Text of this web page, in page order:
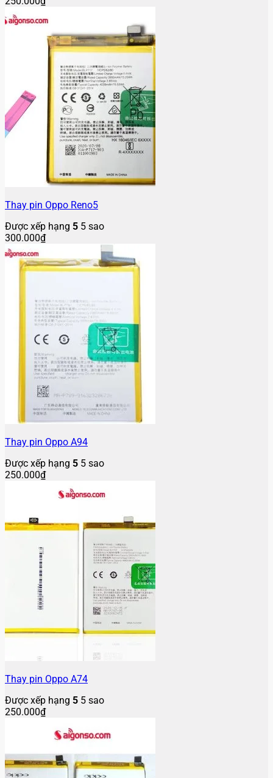
Thay pin Oppo Reno5
Được xếp hạng 5 5 sao
300.000₫
Thay pin Oppo A94
Được xếp hạng 5 5 sao
250.000₫
Thay pin Oppo A74
Được xếp hạng 5 5 sao
250.000₫